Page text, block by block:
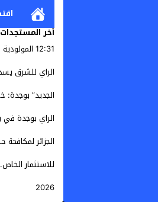
أخر المستجدات
12:31
الراي للشرق
الجديد”
الراي بوجدة في
الجزائر لمكافحة
للاستثمار
2026